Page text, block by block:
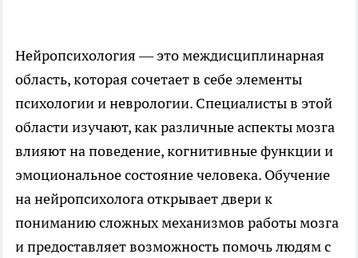
Нейропсихология — это междисциплинарная
область, которая сочетает в себе элементы
психологии и неврологии. Специалисты в этой
области изучают, как различные аспекты мозга
влияют на поведение, когнитивные функции и
эмоциональное состояние человека. Обучение
на нейропсихолога открывает двери к
пониманию сложных механизмов работы мозга
и предоставляет возможность помочь людям с